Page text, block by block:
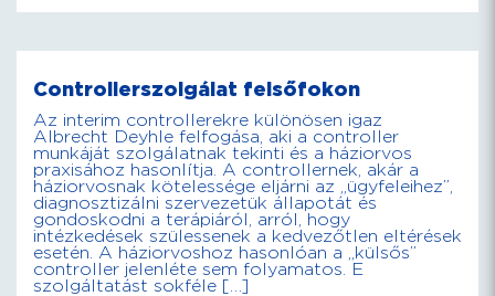
Controllerszolgálat felsőfokon
Az interim controllerekre különösen igaz
Albrecht Deyhle felfogása, aki a controller
munkáját szolgálatnak tekinti és a háziorvos
praxisához hasonlítja. A controllernek, akár a
háziorvosnak kötelessége eljárni az „ügyfeleihez”,
diagnosztizálni szervezetük állapotát és
gondoskodni a terápiáról, arról, hogy
intézkedések szülessenek a kedvezőtlen eltérések
esetén. A háziorvoshoz hasonlóan a „külsős”
controller jelenléte sem folyamatos. E
szolgáltatást sokféle […]